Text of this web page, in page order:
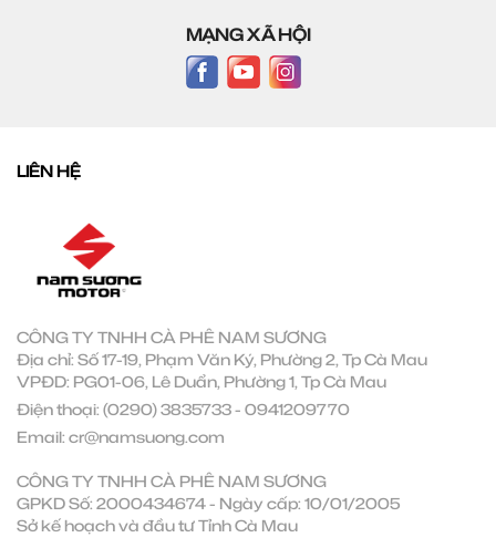
MẠNG XÃ HỘI
LIÊN HỆ
CÔNG TY TNHH CÀ PHÊ NAM SƯƠNG
Địa chỉ: Số 17-19, Phạm Văn Ký, Phường 2, Tp Cà Mau
VPĐD: PG01-06, Lê Duẩn, Phường 1, Tp Cà Mau
Điện thoại: (0290) 3835733- 0941209770
Email: cr@namsuong.com
CÔNG TY TNHH CÀ PHÊ NAM SƯƠNG
GPKD Số: 2000434674 - Ngày cấp: 10/01/2005
Sở kế hoạch và đầu tư Tỉnh Cà Mau